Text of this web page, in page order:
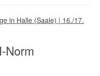
in Halle (Saale) | 16./17.
Norm